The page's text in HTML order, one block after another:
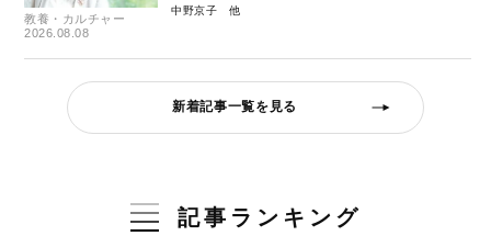
教養・カルチャー
2026.08.08
中野京子
新着記事一覧を見る
記事ランキング